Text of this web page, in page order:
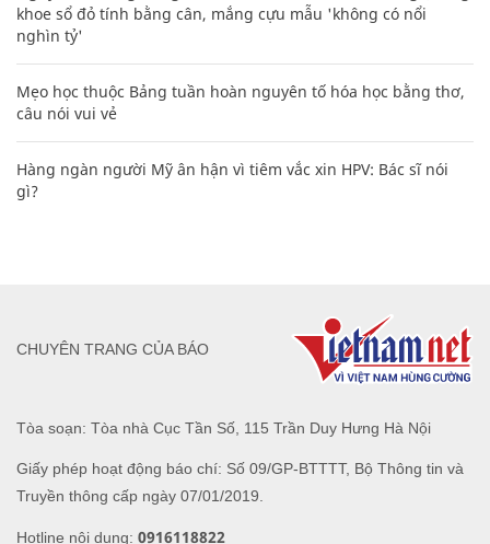
khoe sổ đỏ tính bằng cân, mắng cựu mẫu 'không có nổi
nghìn tỷ'
Mẹo học thuộc Bảng tuần hoàn nguyên tố hóa học bằng thơ,
câu nói vui vẻ
Hàng ngàn người Mỹ ân hận vì tiêm vắc xin HPV: Bác sĩ nói
gì?
Tòa soạn: Tòa nhà Cục Tần Số, 115 Trần Duy Hưng Hà Nội
Giấy phép hoạt động báo chí: Số 09/GP-BTTTT, Bộ Thông tin và
Truyền thông cấp ngày 07/01/2019.
Hotline nội dung: 0916118822
CHUYÊN TRANG CỦA BÁO